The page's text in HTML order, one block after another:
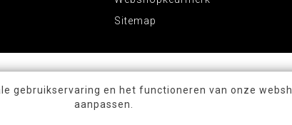
Sitemap
gebruikservaring en het functioneren van onze
aanpassen.